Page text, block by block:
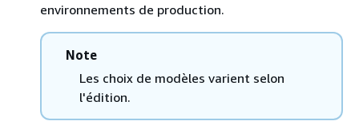
environnements de production.
Note
Les choix de modèles varient selon
l'édition.